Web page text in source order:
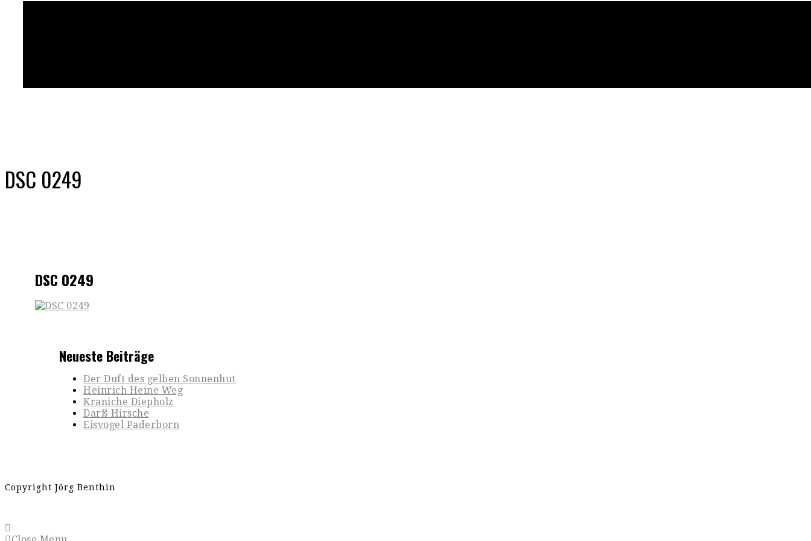
DSC 0249
DSC 0249
Neueste Beiträge
Der Duft des gelben Sonnenhut
Heinrich Heine Weg
Kraniche Diepholz
Darß Hirsche
Eisvogel Paderborn
Copyright Jörg Benthin